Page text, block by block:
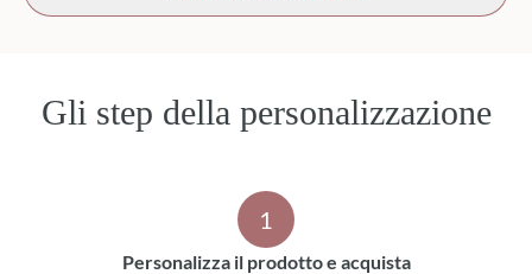
Gli step della personalizzazione
1
Personalizza il prodotto e acquista